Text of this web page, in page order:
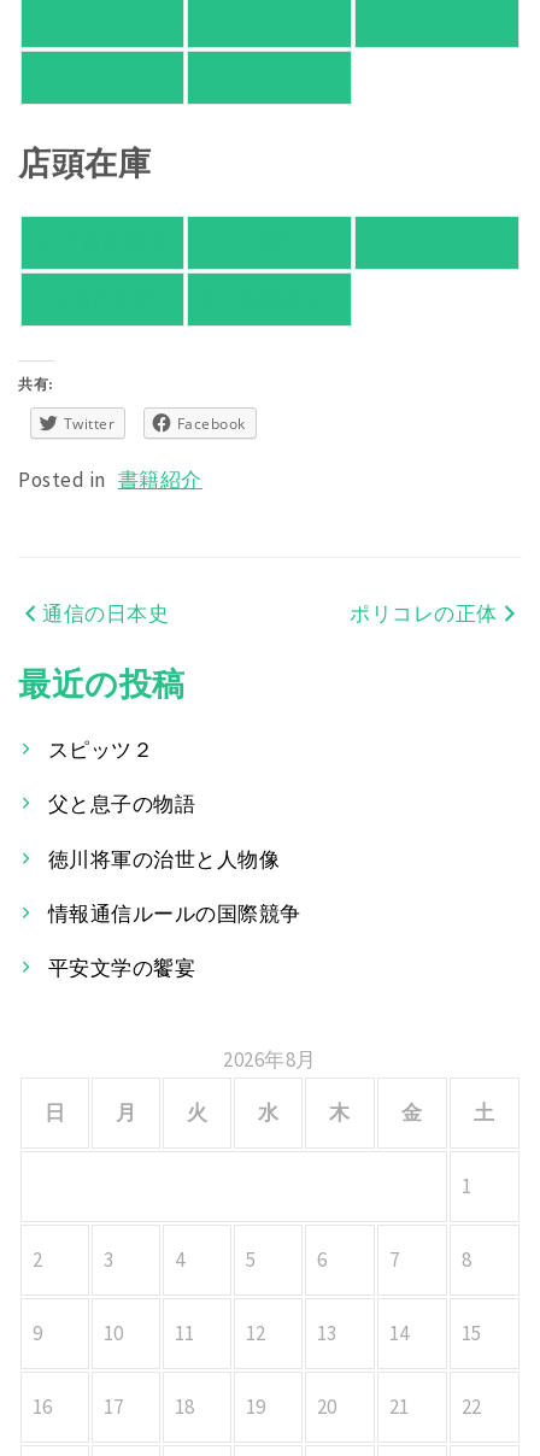
店頭在庫
共有:
Twitter Facebook
Posted in 書籍紹介
投
稿
ビ
ゲ
ー
シ
ョ
通信の日本史 ポリコレの正体
最近の投稿
スピッツ２
父と息子の物語
徳川将軍の治世と人物像
情報通信ルールの国際競争
平安文学の饗宴
2026年8月
日
月 火 水 木 金 土
1
2 3 4 5 6 7 8
9 10 11 12 13 14 15
16 17 18 19 20 21 22